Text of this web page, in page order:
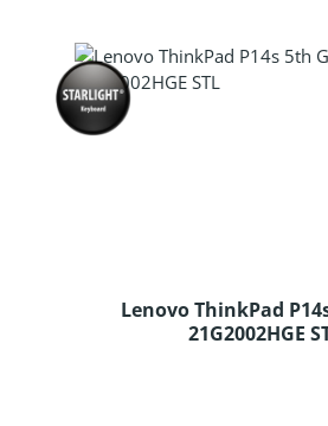
Lenovo ThinkPad
21G2002HGE